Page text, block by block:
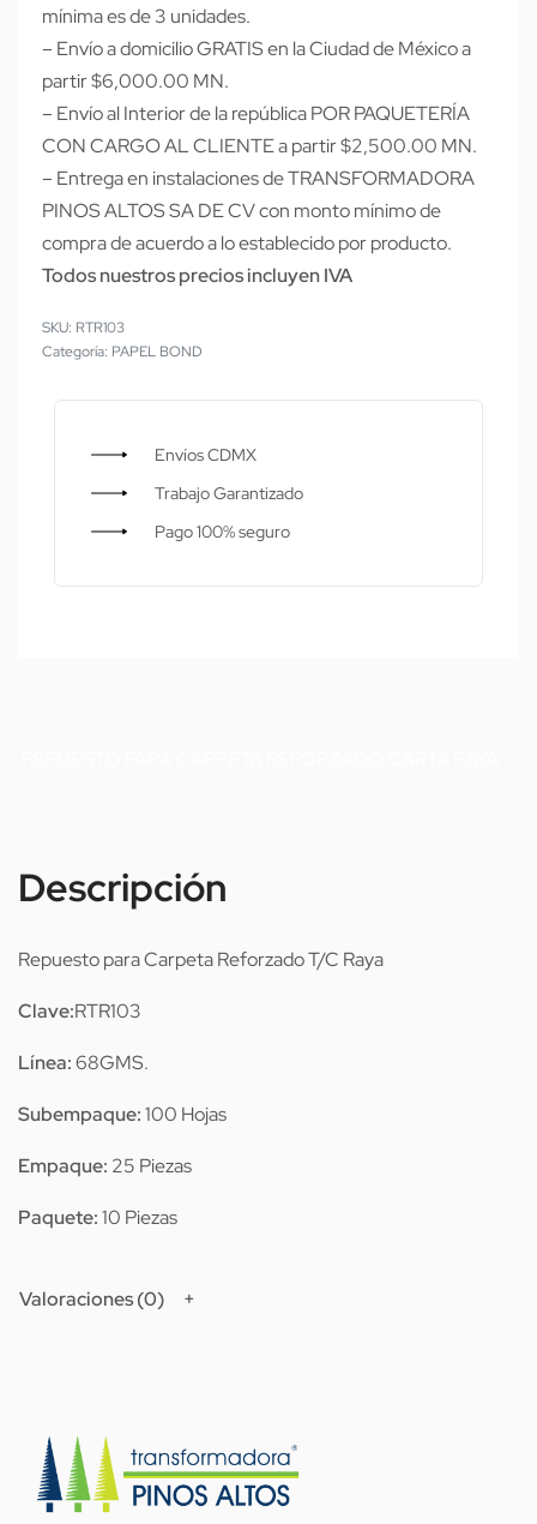
mínima es de 3 unidades.
– Envío a domicilio GRATIS en la Ciudad de México a
partir $6,000.00 MN.
– Envío al Interior de la república POR PAQUETERÍA
CON CARGO AL CLIENTE a partir $2,500.00 MN.
– Entrega en instalaciones de TRANSFORMADORA
PINOS ALTOS SA DE CV con monto mínimo de
compra de acuerdo a lo establecido por producto.
Todos nuestros precios incluyen IVA
RTR103
Categoría: PAPEL BOND
Envíos CDMX
Trabajo Garantizado
Pago 100% seguro
Descripción
Repuesto para Carpeta Reforzado T/C Raya
Clave:RTR103
Línea:68GMS.
Subempaque:100 Hojas
Empaque: 25 Piezas
Paquete:10 Piezas
Valoraciones (0)